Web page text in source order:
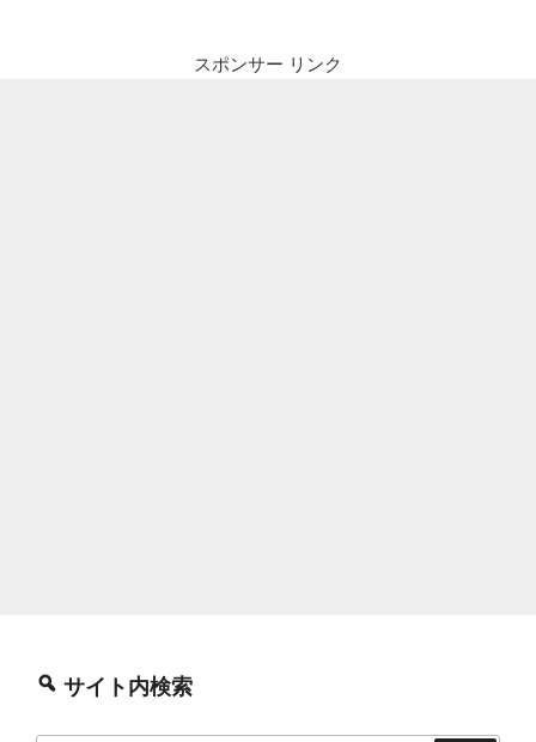
スポンサー リンク
サイト内検索